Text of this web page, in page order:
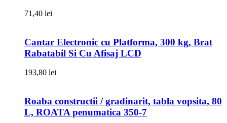
71,40 lei
Cantar Electronic cu Platforma, 300 kg, Brat
Rabatabil Si Cu Afisaj LCD
193,80 lei
Roaba constructii / gradinarit, tabla vopsita, 80
L, ROATA penumatica 350-7